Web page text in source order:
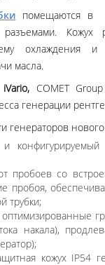
помещаются в
разъемами. Кожух
охлаждения
масла.
iVario, COMET
генерации
пробоев со
пробоя,
трубки;
оптимизированные
накала),
кожух IP54